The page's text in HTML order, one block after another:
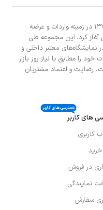
فروشگاه زیبادل فعالیت خود را از سال ۱۳۷۹ در زمینه واردات و عرضه
آغاز کرد. این مجموعه طی
معتبر داخلی و
را مطابق با نیاز روز بازار
رضایت و اعتماد مشتریان
های کاربر
دسترسی های کاربر
کاربری
در فروش
نمایندگی
سفارش